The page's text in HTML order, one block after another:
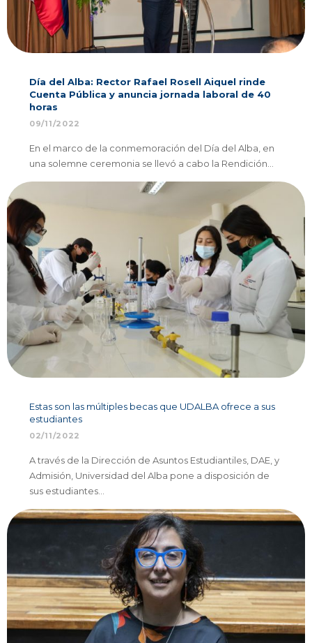
Día del Alba: Rector Rafael Rosell Aiquel rinde
Cuenta Pública y anuncia jornada laboral de 40
horas
09/11/2022
En el marco de la conmemoración del Día del Alba, en
una solemne ceremonia se llevó a cabo la Rendición…
Estas son las múltiples becas que UDALBA ofrece a sus
estudiantes
02/11/2022
A través de la Dirección de Asuntos Estudiantiles, DAE, y
Admisión, Universidad del Alba pone a disposición de
sus estudiantes…